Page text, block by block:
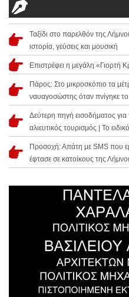
Ταξίδι στο παρελθόν της
ιστορία, γεύσεις και μουσική
Επιστρέφει η μεγάλη «Γιορτή
Πάρος: Στο μικροσκόπιο τα
ναυαγοσώστης όταν πνίγηκε
Δεύτερη πηγή εισοδήματος
αλιευτικός τουρισμός | Το
Προσοχή: Απάτη με SMS που
έφτασε σε κατοίκους της